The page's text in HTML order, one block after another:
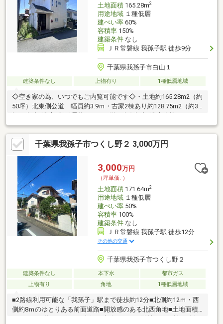
土地面積165.28m2
用途地域１種低層
建ぺい率60%
容積率150%
建築条件なし
ＪＲ常磐線 我孫子駅 徒歩9分
千葉県我孫子市白山１
建築条件なし 上物有り 1種低層地域
◇空き家の為、いつでもご内覧可能です◇・土地約165.28m2（約
50坪）北東側公道 幅員約3.9ｍ・古家2棟あり約128.75m2（約39
ノベーションでの使用も可能二世帯住宅やワークスペースなど多
彩な使い方ができます……………柏駅まで4分 松戸駅まで13分東京
駅まで直通37分成田空港まで53分……………JR常磐線と成田線・国
道6号と国道356号が分岐する、利便性と豊かな自然を兼ね備えた
立地！治安も良く、待機児童ゼロ等子育て支援も充実。※土地の
契約不適合責任免責
千葉県我孫子市つくし野２ 3,000万円
3,000万円
（坪単価:-）
土地面積171.64m2
用途地域１種低層
建ぺい率50%
容積率100%
建築条件なし
ＪＲ常磐線 我孫子駅 徒歩12分
その他の交通
千葉県我孫子市つくし野２
建築条件なし 本下水
都市ガス
上物有り
角地 1種低層地域
■2路線利用可能な「我孫子」駅まで徒歩約12分■北側約12ｍ・西
側約8ｍのゆとりある前面道路■開放感のある北西角地■土地面積